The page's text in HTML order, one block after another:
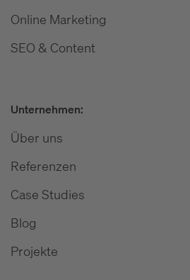
Online Marketing
SEO & Content
Unternehmen:
Über uns
Referenzen
Case Studies
Blog
Projekte